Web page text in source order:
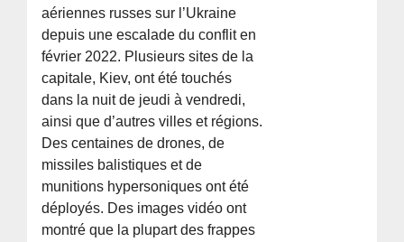
aériennes russes sur l’Ukraine
depuis une escalade du conflit en
février 2022. Plusieurs sites de la
capitale, Kiev, ont été touchés
dans la nuit de jeudi à vendredi,
ainsi que d’autres villes et régions.
Des centaines de drones, de
missiles balistiques et de
munitions hypersoniques ont été
déployés. Des images vidéo ont
montré que la plupart des frappes